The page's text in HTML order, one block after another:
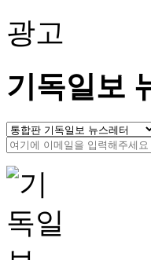
광고
기독일보